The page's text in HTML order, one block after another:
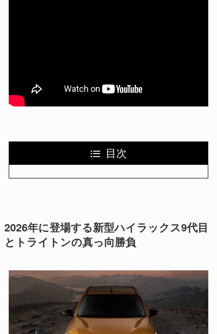
目次
2026年に登場する新型ハイラックス9代目
とトライトンの真っ向勝負